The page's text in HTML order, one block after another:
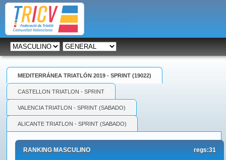
MEDITERRÁNEA TRIATLÓN 2019 - SPRINT (19022)
CASTELLON TRIATLON - SPRINT
VALENCIA TRIATLON - SPRINT (SABADO)
ALICANTE TRIATLON - SPRINT (SABADO)
RANKING MASCULINO regs:31